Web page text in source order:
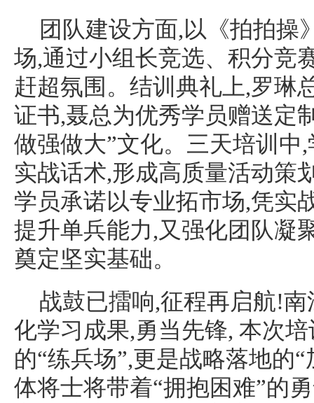
团队建设方面,以《拍拍操
场,通过小组长竞选、积分竞
赶超氛围。结训典礼上,罗琳
证书,聂总为优秀学员赠送定
做强做大”文化。三天培训中
实战话术,形成高质量活动策
学员承诺以专业拓市场,凭实
提升单兵能力,又强化团队凝
奠定坚实基础。
战鼓已擂响,征程再启航!
化学习成果,勇当先锋, 本次
的“练兵场”,更是战略落地的
体将士将带着“拥抱困难”的